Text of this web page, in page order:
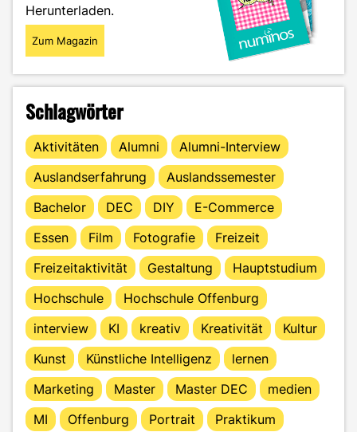
Herunterladen.
Zum Magazin
Schlagwörter
Aktivitäten Alumni
Alumni-Interview
Auslandserfahrung
Auslandssemester
Bachelor
DEC DIY
E-Commerce
Essen
Film Fotografie
Freizeit
Freizeitaktivität
Gestaltung
Hauptstudium
Hochschule
Hochschule Offenburg
interview
KI kreativ Kreativität
Kultur
Kunst
Künstliche Intelligenz
lernen
Marketing
Master Master DEC
medien
MI
Offenburg Portrait
Praktikum